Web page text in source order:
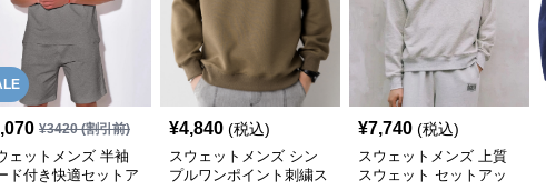
¥3420(割引前)
ェットメンズ 半袖
ド付き快適セットア
¥4,840 (税込)
スウェットメンズ シン
プルワンポイント刺繍ス
¥7,740 (税込)
スウェットメンズ 上質
スウェット セットアッ